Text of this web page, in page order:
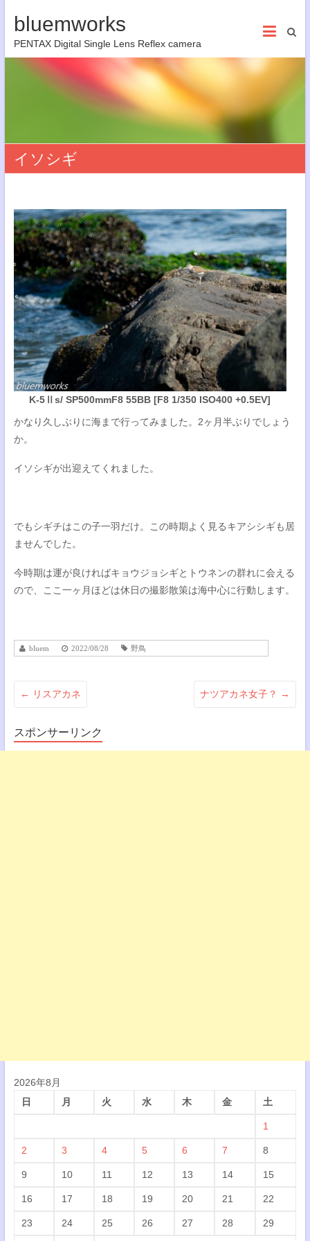
bluemworks
PENTAX Digital Single Lens Reflex camera
イソシギ
K-5Ⅱs/ SP500mmF8 55BB [F8 1/350 ISO400 +0.5EV]
かなり久しぶりに海まで行ってみました。2ヶ月半ぶりでしょう
か。
イソシギが出迎えてくれました。
でもシギチはこの子一羽だけ。この時期よく見るキアシシギも居
ませんでした。
今時期は運が良ければキョウジョシギとトウネンの群れに会える
ので、ここ一ヶ月ほどは休日の撮影散策は海中心に行動します。
bluem 2022/08/28 野鳥
← リスアカネ ナツアカネ女子？ →
スポンサーリンク
2026年8月
日
月 火 水 木 金 土
1
2 3 4 5 6 7 8
9 10 11 12 13 14 15
16 17 18 19 20 21 22
23 24 25 26 27 28 29